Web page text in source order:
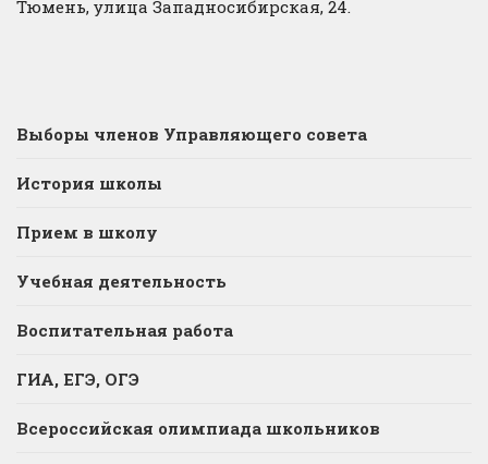
Тюмень, улица Западносибирская, 24.
Выборы членов Управляющего совета
История школы
Прием в школу
Учебная деятельность
Воспитательная работа
ГИА, ЕГЭ, ОГЭ
Всероссийская олимпиада школьников